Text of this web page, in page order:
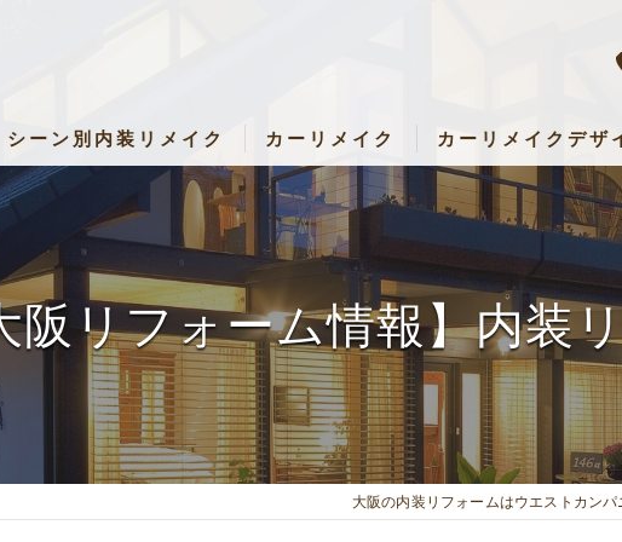
表
表
金表
シーン別内装リメイク
シーン別内装リメイク
飲食店・アパレル・店舗リメイク
病院・施設・キッズルームリメイク
お部屋（キッチン・子ども部屋・壁など）リメイク
カーリメイク
カーリメイク専門店 RemakeUp
パーツセット・料金表
カーリメイクデザ
阪リフォーム情報】内装
大阪の内装リフォームはウエストカンパ